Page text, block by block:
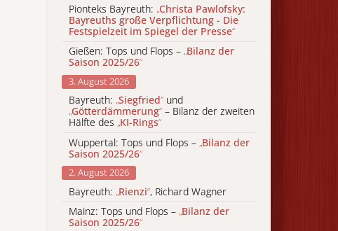
Pionteks Bayreuth: „Christa Pawlofsky:
Bayreuths große Verpflichtung - Die
Festspielzeit im Spiegel der Presse“
Gießen: Tops und Flops – „Bilanz der
Saison 2025/26“
3. August 2026
Bayreuth: „Siegfried“ und
„Götterdämmerung“ – Bilanz der zweiten
Hälfte des „KI-Rings“
Wuppertal: Tops und Flops – „Bilanz der
Saison 2025/26“
2. August 2026
Bayreuth: „Rienzi“, Richard Wagner
Mainz: Tops und Flops – „Bilanz der
Saison 2025/26“